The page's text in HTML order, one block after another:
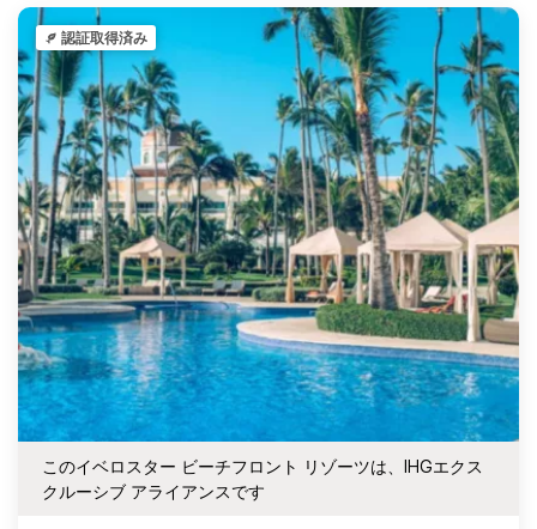
認証取得済み
このイベロスター ビーチフロント リゾーツは、IHGエクス
クルーシブ アライアンスです